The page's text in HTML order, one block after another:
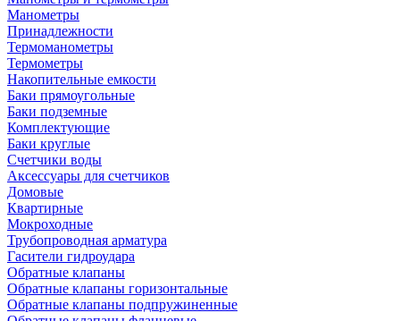
Манометры
Принадлежности
Термоманометры
Термометры
Накопительные емкости
Баки прямоугольные
Баки подземные
Комплектующие
Баки круглые
Счетчики воды
Аксессуары для счетчиков
Домовые
Квартирные
Мокроходные
Трубопроводная арматура
Гасители гидроудара
Обратные клапаны
Обратные клапаны горизонтальные
Обратные клапаны подпружиненные